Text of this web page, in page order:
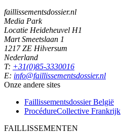
faillissementsdossier.nl
Media Park
Locatie Heideheuvel H1
Mart Smeetslaan 1
1217 ZE Hilversum
Nederland
T: +31(0)85-3330016
E: info@faillissementsdossier.nl
Onze andere sites
Faillissementsdossier België
ProcédureCollective Frankrijk
FAILLISSEMENTEN